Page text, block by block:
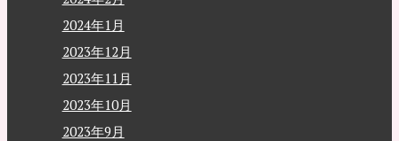
2024年1月
2023年12月
2023年11月
2023年10月
2023年9月